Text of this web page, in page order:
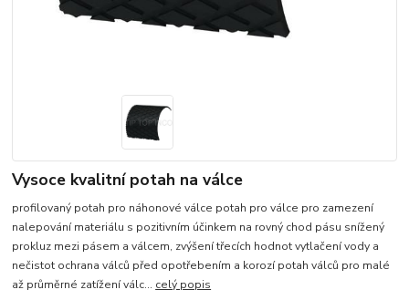
Vysoce kvalitní potah na válce
profilovaný potah pro náhonové válce potah pro válce pro zamezení
nalepování materiálu s pozitivním účinkem na rovný chod pásu snížený
prokluz mezi pásem a válcem, zvýšení třecích hodnot vytlačení vody a
nečistot ochrana válců před opotřebením a korozí potah válců pro malé
až průměrné zatížení válc... celý popis